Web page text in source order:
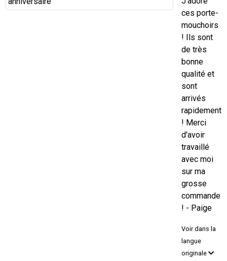
ces porte-
mouchoirs
! Ils sont
de très
bonne
qualité et
sont
arrivés
rapidement
! Merci
d'avoir
travaillé
avec moi
sur ma
grosse
commande
! - Paige
Voir dans la
langue
originale